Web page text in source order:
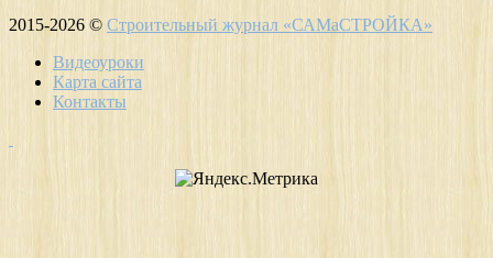
2015-2026 © Строительный журнал «САМаСТРОЙКА»
Видеоуроки
Карта сайта
Контакты